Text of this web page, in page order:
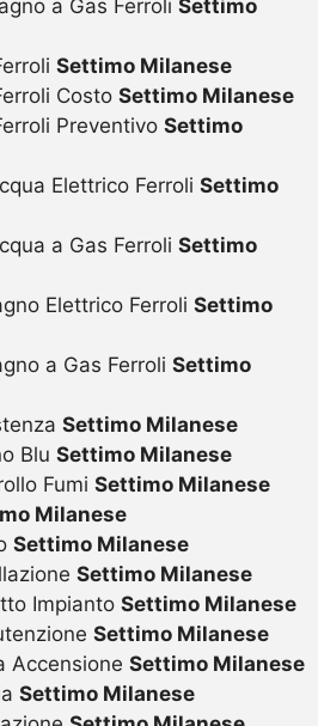
a Gas Ferroli Settimo
Settimo Milanese
Costo Settimo Milanese
Preventivo Settimo
Elettrico Ferroli Settimo
a Gas Ferroli Settimo
Elettrico Ferroli Settimo
a Gas Ferroli Settimo
Settimo Milanese
Blu Settimo Milanese
Fumi Settimo Milanese
Milanese
Settimo Milanese
Settimo Milanese
Impianto Settimo Milanese
Settimo Milanese
Accensione Settimo Milanese
Settimo Milanese